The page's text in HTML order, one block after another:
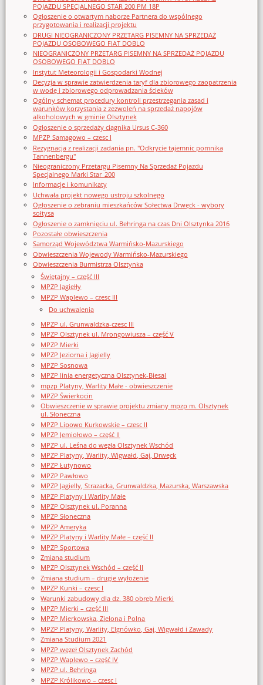
POJAZDU SPECJALNEGO STAR 200 PM 18P
Ogłoszenie o otwartym naborze Partnera do wspólnego
przygotowania i realizacji projektu
DRUGI NIEOGRANICZONY PRZETARG PISEMNY NA SPRZEDAŻ
POJAZDU OSOBOWEGO FIAT DOBLO
NIEOGRANICZONY PRZETARG PISEMNY NA SPRZEDAŻ POJAZDU
OSOBOWEGO FIAT DOBLO
Instytut Meteorologii i Gospodarki Wodnej
Decyzja w sprawie zatwierdzenia taryf dla zbiorowego zaopatrzenia
w wodę i zbiorowego odprowadzania ścieków
Ogólny schemat procedury kontroli przestrzegania zasad i
warunków korzystania z zezwoleń na sprzedaż napojów
alkoholowych w gminie Olsztynek
Ogłoszenie o sprzedaży ciągnika Ursus C-360
MPZP Samagowo – czesc I
Rezygnacja z realizacji zadania pn. "Odkrycie tajemnic pomnika
Tannenbergu"
Nieograniczony Przetargu Pisemny Na Sprzedaż Pojazdu
Specjalnego Marki Star_200
Informacje i komunikaty
Uchwała projekt nowego ustroju szkolnego
Ogłoszenie o zebraniu mieszkańców Sołectwa Drwęck - wybory
sołtysa
Ogłoszenie o zamknięciu ul. Behringa na czas Dni Olsztynka 2016
Pozostałe obwieszczenia
Samorząd Województwa Warmińsko-Mazurskiego
Obwieszczenia Wojewody Warmińsko-Mazurskiego
Obwieszczenia Burmistrza Olsztynka
Świętajny – część III
MPZP Jagiełły
MPZP Waplewo – czesc III
Do uchwalenia
MPZP ul. Grunwaldzka-czesc III
MPZP Olsztynek ul. Mrongowiusza – część V
MPZP Mierki
MPZP Jeziorna i Jagielly
MPZP Sosnowa
MPZP linia energetyczna Olsztynek-Biesal
mpzp Platyny, Warlity Małe - obwieszczenie
MPZP Świerkocin
Obwieszczenie w sprawie projektu zmiany mpzp m. Olsztynek
ul. Słoneczna
MPZP Lipowo Kurkowskie – czesc II
MPZP Jemiołowo – część II
MPZP ul. Leśna do węzła Olsztynek Wschód
MPZP Platyny, Warlity, Wigwałd, Gaj, Drwęck
MPZP Łutynowo
MPZP Pawłowo
MPZP Jagielly, Strazacka, Grunwaldzka, Mazurska, Warszawska
MPZP Platyny i Warlity Małe
MPZP Olsztynek ul. Poranna
MPZP Słoneczna
MPZP Ameryka
MPZP Platyny i Warlity Małe – część II
MPZP Sportowa
Zmiana studium
MPZP Olsztynek Wschód – część II
Zmiana studium – drugie wyłożenie
MPZP Kunki – czesc I
Warunki zabudowy dla dz. 380 obręb Mierki
MPZP Mierki – część III
MPZP Mierkowska, Zielona i Polna
MPZP Platyny, Warlity, Elgnówko, Gaj, Wigwałd i Zawady
Zmiana Studium 2021
MPZP węzeł Olsztynek Zachód
MPZP Waplewo – część IV
MPZP ul. Behringa
MPZP Królikowo – czesc I